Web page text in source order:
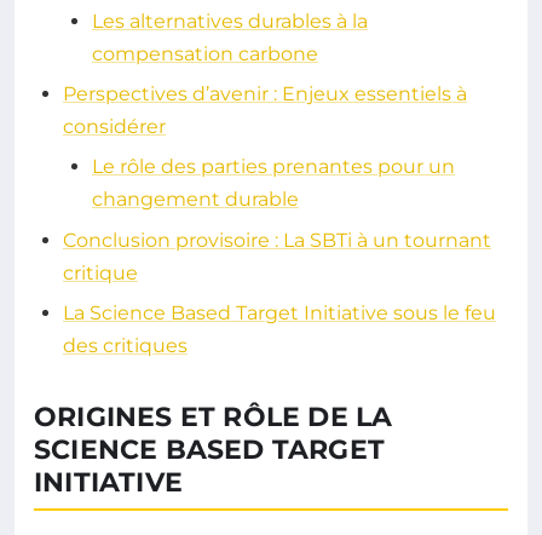
Les alternatives durables à la
compensation carbone
Perspectives d’avenir : Enjeux essentiels à
considérer
Le rôle des parties prenantes pour un
changement durable
Conclusion provisoire : La SBTi à un tournant
critique
La Science Based Target Initiative sous le feu
des critiques
ORIGINES ET RÔLE DE LA
SCIENCE BASED TARGET
INITIATIVE